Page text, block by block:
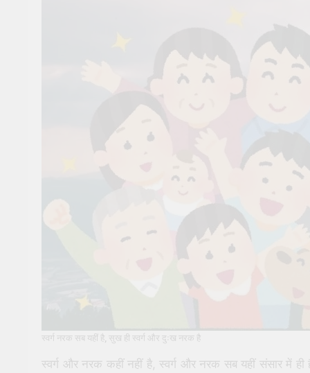
स्वर्ग नरक सब यहीं है, सुख ही स्वर्ग और दुःख नरक है
स्वर्ग और नरक कहीं नहीं है, स्वर्ग और नरक सब यहीं संसार में